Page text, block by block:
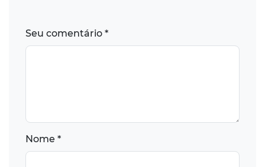
Seu comentário *
Nome *